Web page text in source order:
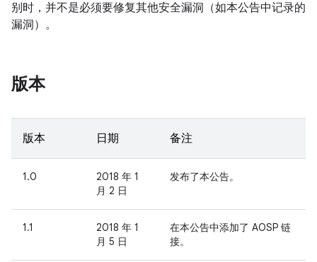
别时，并不是必须要修复其他安全漏洞（如本公告中记录的
漏洞）。
版本
版本 日期 备注
1.0
2018 年 1
月 2 日
发布了本公告。
1.1
2018 年 1
月 5 日
在本公告中添加了 AOSP 链
接。